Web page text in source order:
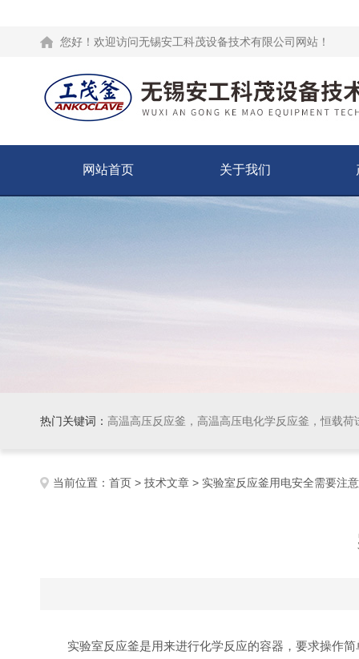
您好！欢迎访问无锡安工科茂设备技术有限公司网站！
网站首页 关于我们
热门关键词： 高温高压反应釜，高温高压电化学反应釜，恒载
当前位置： 首页 > 技术文章 > 实验室反应釜用电安全需要注
实验室反应釜是用来进行化学反应的容器，要求操作简